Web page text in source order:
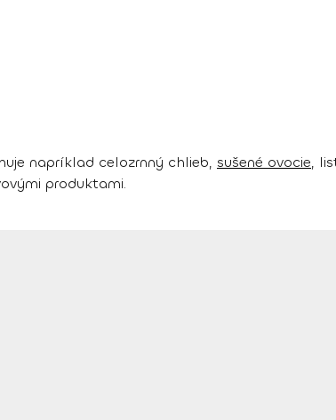
napríklad celozrnný chlieb, sušené ovocie,
produktami.